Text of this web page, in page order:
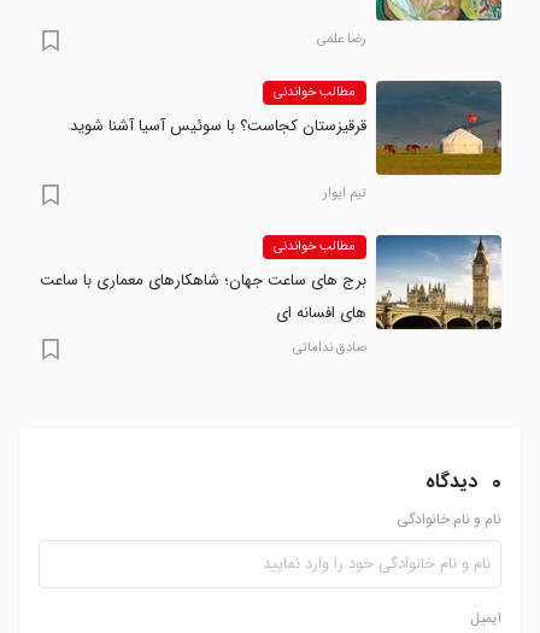
رضا علمی
مطالب خواندنی
قرقیزستان کجاست؟ با سوئیس آسیا آشنا شوید
تیم ایوار
مطالب خواندنی
برج های ساعت جهان؛ شاهکارهای معماری با ساعت
های افسانه ای
صادق نداماتی
0 دیدگاه
نام و نام خانوادگی
ایمیل